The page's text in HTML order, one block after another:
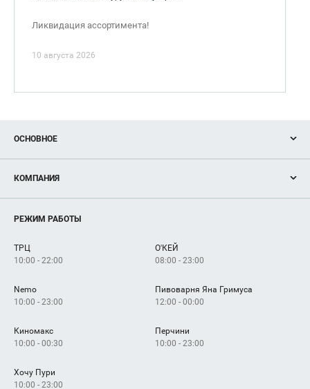
Ликвидация ассортимента!
10 августа 2026
ОСНОВНОЕ
Новости
Магазины
Услуги
КОМПАНИЯ
Рекламодателям
Как добраться
РЕЖИМ РАБОТЫ
ТРЦ
10:00 - 22:00
О'КЕЙ
08:00 - 23:00
Nemo
10:00 - 23:00
Пивоварня Яна Гримуса
12:00 - 00:00
Киномакс
10:00 - 00:30
Перчини
10:00 - 23:00
Хочу Пури
10:00 - 23:00